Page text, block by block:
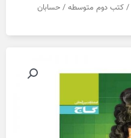
g
a
r
m
/ کتب دوم متوسطه / حسابان